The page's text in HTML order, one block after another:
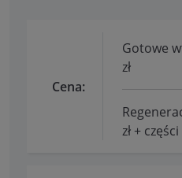
Cena:
Gotowe
zł
zł + części